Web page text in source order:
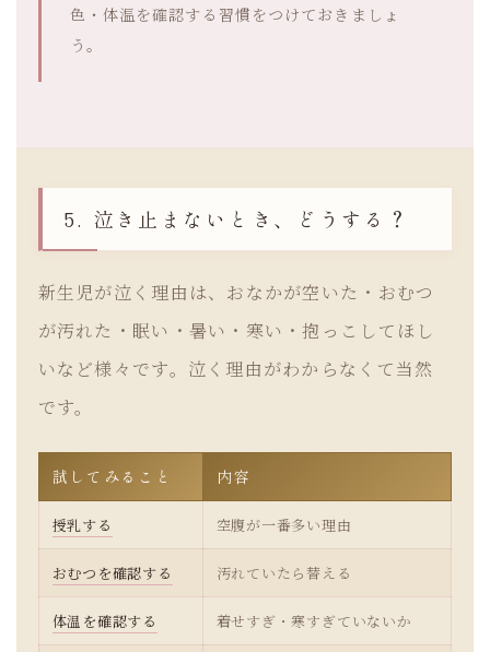
色・体温を確認する習慣をつけておきましょ
う。
5. 泣き止まないとき、どうする？
新生児が泣く理由は、おなかが空いた・おむつ
が汚れた・眠い・暑い・寒い・抱っこしてほし
いなど様々です。泣く理由がわからなくて当然
です。
試してみること 内容
授乳する 空腹が一番多い理由
おむつを確認する 汚れていたら替える
体温を確認する 着せすぎ・寒すぎていないか